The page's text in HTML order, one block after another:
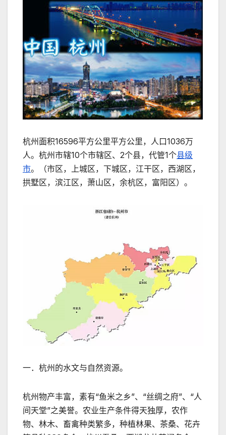
杭州面积16596平方公里平方公里，人口1036万
人。杭州市辖10个市辖区、2个县，代管1个县级
市。（市区，上城区，下城区，江干区，西湖区，
拱墅区，滨江区，萧山区，余杭区，富阳区）。
一．杭州的水文与自然资源。
杭州物产丰富，素有“鱼米之乡”、“丝绸之府”、“人
间天堂”之美誉。农业生产条件得天独厚，农作
物、林木、畜禽种类繁多，种植林果、茶桑、花卉